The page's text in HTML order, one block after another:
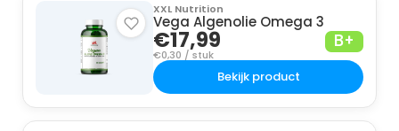
XXL Nutrition
Vega Algenolie Omega 3
€17,99
€0,30 / stuk
B+
Bekijk product